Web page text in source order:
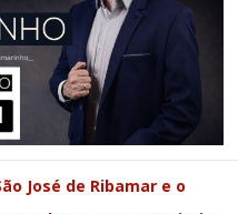
José de Ribamar e o